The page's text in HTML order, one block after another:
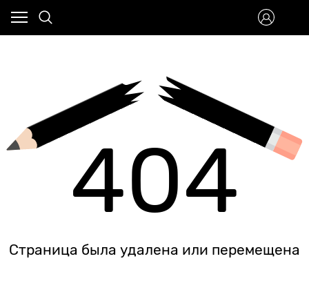
404
Страница была удалена или перемещена